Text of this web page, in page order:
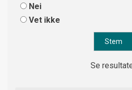
Nei
Vet ikke
Se